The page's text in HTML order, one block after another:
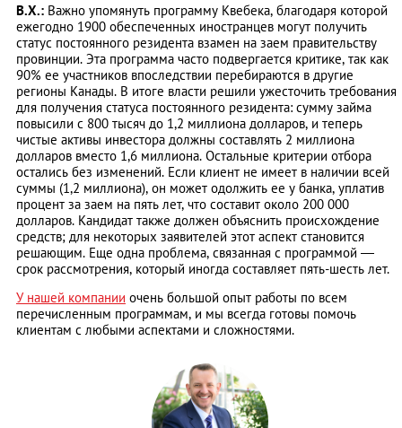
В.Х.: Важно упомянуть программу Квебека, благодаря которой
ежегодно 1900 обеспеченных иностранцев могут получить
статус постоянного резидента взамен на заем правительству
провинции. Эта программа часто подвергается критике, так как
90% ее участников впоследствии перебираются в другие
регионы Канады. В итоге власти решили ужесточить требования
для получения статуса постоянного резидента: сумму займа
повысили с 800 тысяч до 1,2 миллиона долларов, и теперь
чистые активы инвестора должны составлять 2 миллиона
долларов вместо 1,6 миллиона. Остальные критерии отбора
остались без изменений. Если клиент не имеет в наличии всей
суммы (1,2 миллиона), он может одолжить ее у банка, уплатив
процент за заем на пять лет, что составит около 200 000
долларов. Кандидат также должен объяснить происхождение
средств; для некоторых заявителей этот аспект становится
решающим. Еще одна проблема, связанная с программой —
срок рассмотрения, который иногда составляет пять-шесть лет.
У нашей компании очень большой опыт работы по всем
перечисленным программам, и мы всегда готовы помочь
клиентам с любыми аспектами и сложностями.